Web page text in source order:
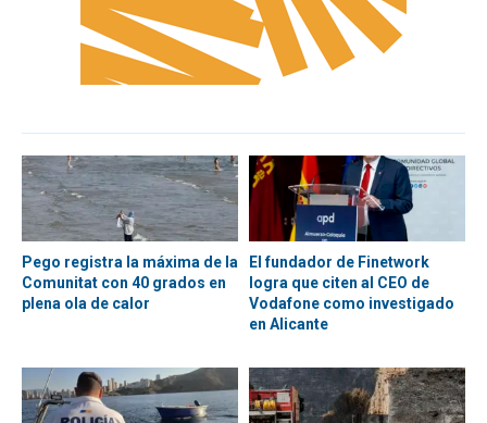
Pego registra la máxima de la
Comunitat con 40 grados en
plena ola de calor
El fundador de Finetwork
logra que citen al CEO de
Vodafone como investigado
en Alicante